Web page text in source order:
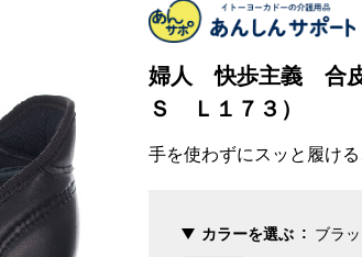
婦人 快歩主義 合
Ｓ Ｌ１７３）
手を使わずにスッと履け
カラーを選ぶ ブラ